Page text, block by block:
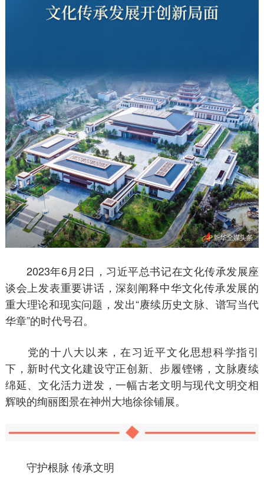
2023年6月2日，习近平总书记在文化传承发展座
谈会上发表重要讲话，深刻阐释中华文化传承发展的
重大理论和现实问题，发出“赓续历史文脉、谱写当代
华章”的时代号召。
党的十八大以来，在习近平文化思想科学指引
下，新时代文化建设守正创新、步履铿锵，文脉赓续
绵延、文化活力迸发，一幅古老文明与现代文明交相
辉映的绚丽图景在神州大地徐徐铺展。
守护根脉 传承文明